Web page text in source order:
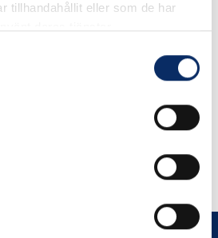
tillhandahållit eller som de har
add Lägg i varukorg